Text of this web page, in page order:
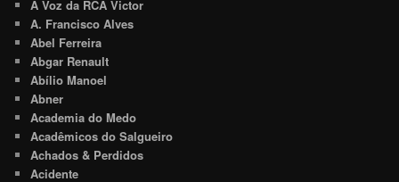
A Voz da RCA Victor
A. Francisco Alves
Abel Ferreira
Abgar Renault
Abílio Manoel
Abner
Academia do Medo
Acadêmicos do Salgueiro
Achados & Perdidos
Acidente